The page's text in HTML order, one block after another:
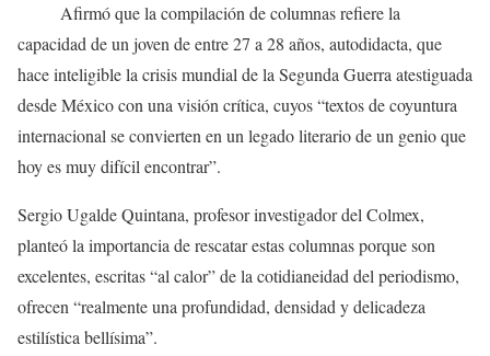
Afirmó que la compilación de columnas refiere la
capacidad de un joven de entre 27 a 28 años, autodidacta, que
hace inteligible la crisis mundial de la Segunda Guerra atestiguada
desde México con una visión crítica, cuyos “textos de coyuntura
internacional se convierten en un legado literario de un genio que
hoy es muy difícil encontrar”.
Sergio Ugalde Quintana, profesor investigador del Colmex,
planteó la importancia de rescatar estas columnas porque son
excelentes, escritas “al calor” de la cotidianeidad del periodismo,
ofrecen “realmente una profundidad, densidad y delicadeza
estilística bellísima”.